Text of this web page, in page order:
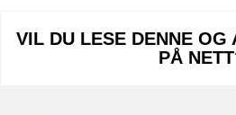
VIL DU LESE DENNE OG
PÅ